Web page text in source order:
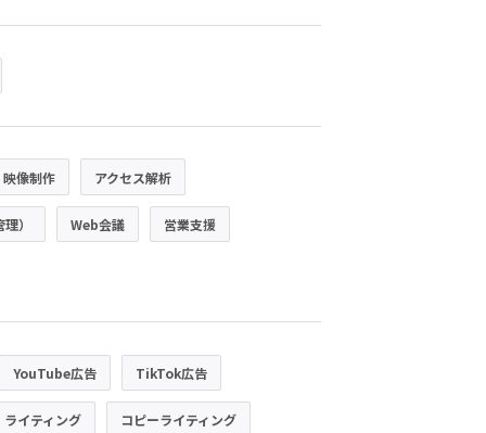
像制作 アクセス解析
） Web会議 営業支援
YouTube広告 TikTok広告
イティング コピーライティング